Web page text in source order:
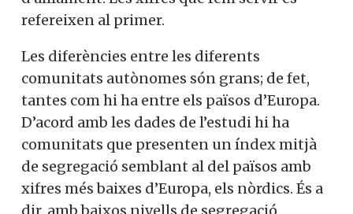
més del d’aïllament. Les xifres que fem
servir es refereixen al primer.
Les diferències entre les diferents
comunitats autònomes són grans; de fet,
tantes com hi ha entre els països d’Europa.
D’acord amb les dades de l’estudi hi ha
comunitats que presenten un índex mitjà
de segregació semblant al del països amb
xifres més baixes d’Europa, els nòrdics. És